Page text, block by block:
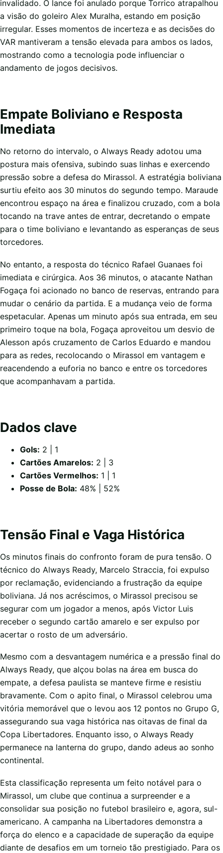
invalidado. O lance foi anulado porque Torrico atrapalhou
a visão do goleiro Alex Muralha, estando em posição
irregular. Esses momentos de incerteza e as decisões do
VAR mantiveram a tensão elevada para ambos os lados,
mostrando como a tecnologia pode influenciar o
andamento de jogos decisivos.
Empate Boliviano e Resposta
Imediata
No retorno do intervalo, o Always Ready adotou uma
postura mais ofensiva, subindo suas linhas e exercendo
pressão sobre a defesa do Mirassol. A estratégia boliviana
surtiu efeito aos 30 minutos do segundo tempo. Maraude
encontrou espaço na área e finalizou cruzado, com a bola
tocando na trave antes de entrar, decretando o empate
para o time boliviano e levantando as esperanças de seus
torcedores.
No entanto, a resposta do técnico Rafael Guanaes foi
imediata e cirúrgica. Aos 36 minutos, o atacante Nathan
Fogaça foi acionado no banco de reservas, entrando para
mudar o cenário da partida. E a mudança veio de forma
espetacular. Apenas um minuto após sua entrada, em seu
primeiro toque na bola, Fogaça aproveitou um desvio de
Alesson após cruzamento de Carlos Eduardo e mandou
para as redes, recolocando o Mirassol em vantagem e
reacendendo a euforia no banco e entre os torcedores
que acompanhavam a partida.
Dados clave
Gols: 2 | 1
Cartões Amarelos: 2 | 3
Cartões Vermelhos: 1 | 1
Posse de Bola: 48% | 52%
Tensão Final e Vaga Histórica
Os minutos finais do confronto foram de pura tensão. O
técnico do Always Ready, Marcelo Straccia, foi expulso
por reclamação, evidenciando a frustração da equipe
boliviana. Já nos acréscimos, o Mirassol precisou se
segurar com um jogador a menos, após Victor Luis
receber o segundo cartão amarelo e ser expulso por
acertar o rosto de um adversário.
Mesmo com a desvantagem numérica e a pressão final do
Always Ready, que alçou bolas na área em busca do
empate, a defesa paulista se manteve firme e resistiu
bravamente. Com o apito final, o Mirassol celebrou uma
vitória memorável que o levou aos 12 pontos no Grupo G,
assegurando sua vaga histórica nas oitavas de final da
Copa Libertadores. Enquanto isso, o Always Ready
permanece na lanterna do grupo, dando adeus ao sonho
continental.
Esta classificação representa um feito notável para o
Mirassol, um clube que continua a surpreender e a
consolidar sua posição no futebol brasileiro e, agora, sul-
americano. A campanha na Libertadores demonstra a
força do elenco e a capacidade de superação da equipe
diante de desafios em um torneio tão prestigiado. Para os